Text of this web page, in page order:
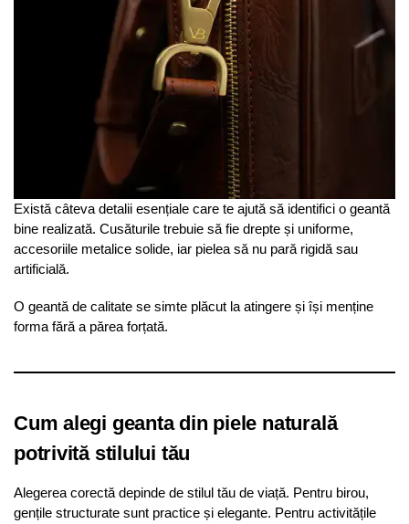
Există câteva detalii esențiale care te ajută să identifici o geantă
bine realizată. Cusăturile trebuie să fie drepte și uniforme,
accesoriile metalice solide, iar pielea să nu pară rigidă sau
artificială.
O geantă de calitate se simte plăcut la atingere și își menține
forma fără a părea forțată.
Cum alegi geanta din piele naturală
potrivită stilului tău
Alegerea corectă depinde de stilul tău de viață. Pentru birou,
gențile structurate sunt practice și elegante. Pentru activitățile